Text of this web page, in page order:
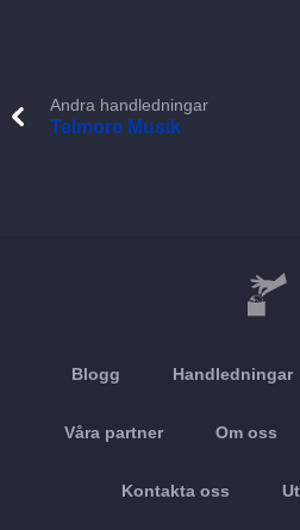
Andra handledningar
Telmore Musik
Blogg Handledningar
Våra partner Om oss
Kontakta oss